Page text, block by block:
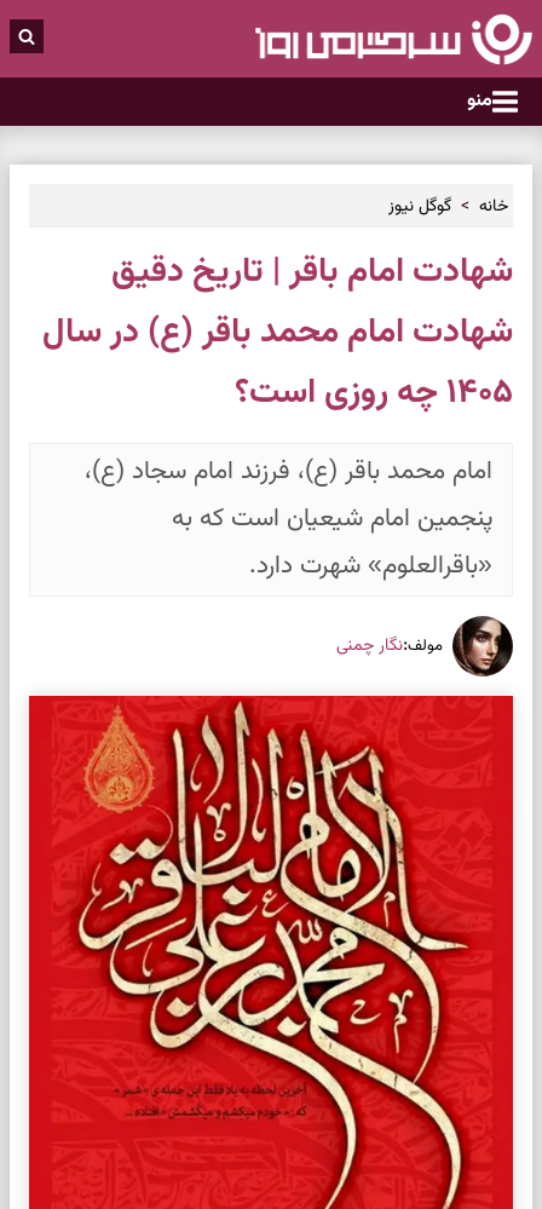
منو
خانه گوگل نیوز
شهادت امام باقر | تاریخ دقیق
شهادت امام محمد باقر (ع) در سال
۱۴۰۵ چه روزی است؟
امام محمد باقر (ع)، فرزند امام سجاد (ع)،
پنجمین امام شیعیان است که به
«باقرالعلوم» شهرت دارد.
مولف:نگار چمنی